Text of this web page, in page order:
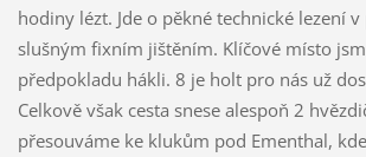
hodiny lézt. Jde o pěkné technické lezení v
slušným fixním jištěním. Klíčové místo
předpokladu hákli. 8 je holt pro nás už
Celkově však cesta snese alespoň 2
přesouváme ke klukům pod Ementhal,